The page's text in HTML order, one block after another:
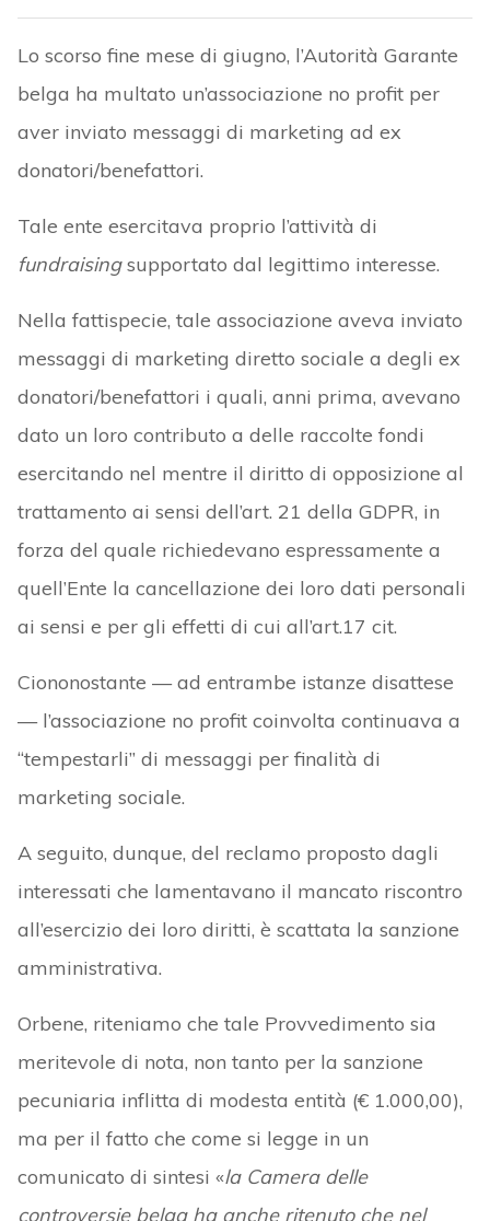
Lo scorso fine mese di giugno, l’Autorità Garante
belga ha multato un’associazione no profit per
aver inviato messaggi di marketing ad ex
donatori/benefattori.
Tale ente esercitava proprio l’attività di
fundraisingsupportato dal legittimo interesse.
Nella fattispecie, tale associazione aveva inviato
messaggi di marketing diretto sociale a degli ex
donatori/benefattori i quali, anni prima, avevano
dato un loro contributo a delle raccolte fondi
esercitando nel mentre il diritto di opposizione al
trattamento ai sensi dell’art. 21 della GDPR, in
forza del quale richiedevano espressamente a
quell’Ente la cancellazione dei loro dati personali
ai sensi e per gli effetti di cui all’art.17 cit.
Ciononostante — ad entrambe istanze disattese
— l’associazione no profit coinvolta continuava a
“tempestarli” di messaggi per finalità di
marketing sociale.
A seguito, dunque, del reclamo proposto dagli
interessati che lamentavano il mancato riscontro
all’esercizio dei loro diritti, è scattata la sanzione
amministrativa.
Orbene, riteniamo che tale Provvedimento sia
meritevole di nota, non tanto per la sanzione
pecuniaria inflitta di modesta entità (€ 1.000,00),
ma per il fatto che come si legge in un
comunicato di sintesi «la Camera delle
controversie belga ha anche ritenuto che nel